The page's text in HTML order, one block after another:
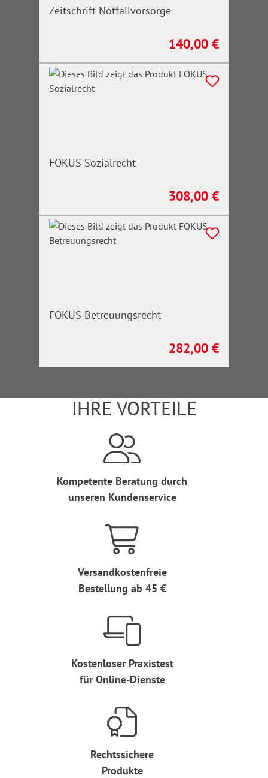
Zeitschrift Notfallvorsorge
Regulärer Preis:
140,00 €
FOKUS Sozialrecht
Regulärer Preis:
308,00 €
FOKUS Betreuungsrecht
Regulärer Preis:
282,00 €
IHRE VORTEILE
Kompetente Beratung durch
unseren Kundenservice
Versandkostenfreie
Bestellung ab 45 €
Kostenloser Praxistest
für Online-Dienste
Rechtssichere
Produkte